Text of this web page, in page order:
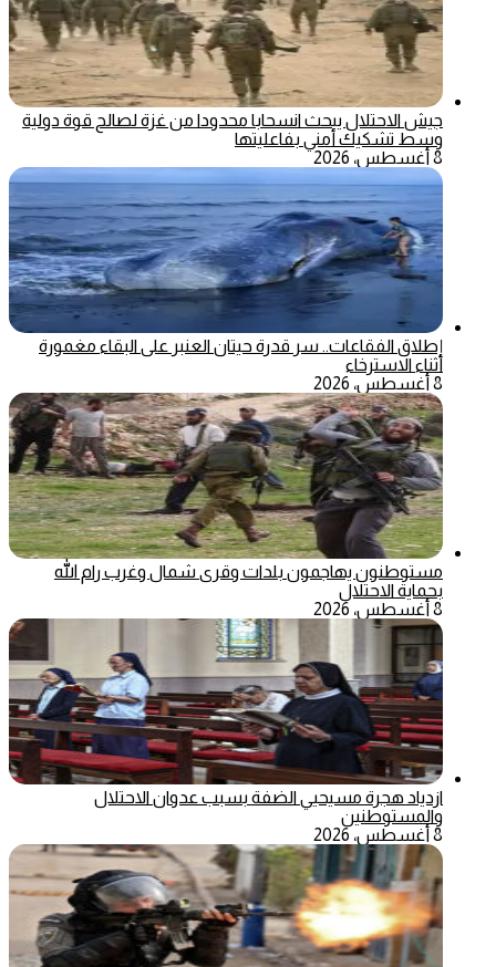
جيش الاحتلال يبحث انسحابا محدودا من غزة لصالح قوة دولية
وسط تشكيك أمني بفاعليتها
8 أغسطس، 2026
إطلاق الفقاعات.. سر قدرة حيتان العنبر على البقاء مغمورة
أثناء الاسترخاء
8 أغسطس، 2026
مستوطنون يهاجمون بلدات وقرى شمال وغرب رام الله
بحماية الاحتلال
8 أغسطس، 2026
ازدياد هجرة مسيحيي الضفة بسبب عدوان الاحتلال
والمستوطنين
8 أغسطس، 2026